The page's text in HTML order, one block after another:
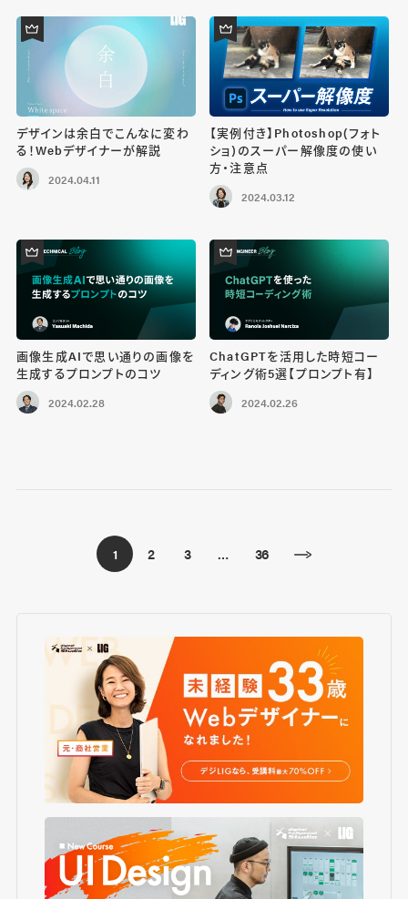
デザインは余白でこんなに変わ
る！Webデザイナーが解説
2024.04.11
【実例付き】Photoshop(フォト
ショ)のスーパー解像度の使い
方・注意点
2024.03.12
画像生成AIで思い通りの画像を
生成するプロンプトのコツ
2024.02.28
ChatGPTを活用した時短コー
ディング術5選【プロンプト有】
2024.02.26
1 2 3 … 36